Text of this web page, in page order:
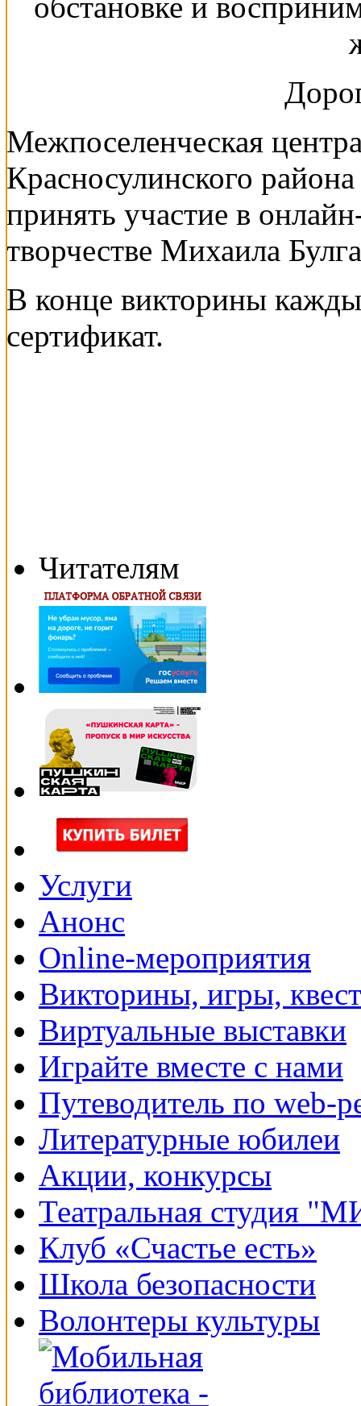
Межпоселенческая
Красносулинского
принять участие в
творчестве Михаила
В конце викторины
сертификат.
Читателям
Услуги
Анонс
Online-мероприятия
Викторины, игры,
Виртуальные выставки
Играйте вместе с нами
Путеводитель по web-
Литературные юбилеи
Акции, конкурсы
Театральная студия
Клуб «Счастье есть»
Школа безопасности
Волонтеры культуры